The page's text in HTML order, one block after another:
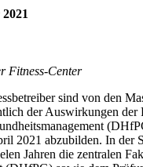
Fitness-Center
sind von den
der Auswirkungen der
2021 abzubilden. In der
Jahren die zentralen